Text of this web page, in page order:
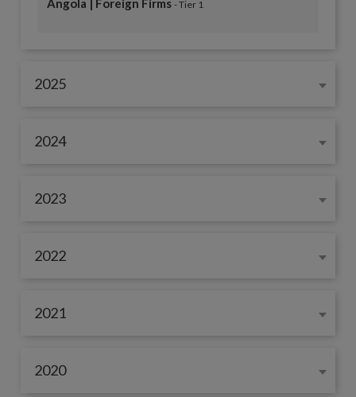
Angola | Foreign Firms - Tier 1
2025
2024
2023
2022
2021
2020